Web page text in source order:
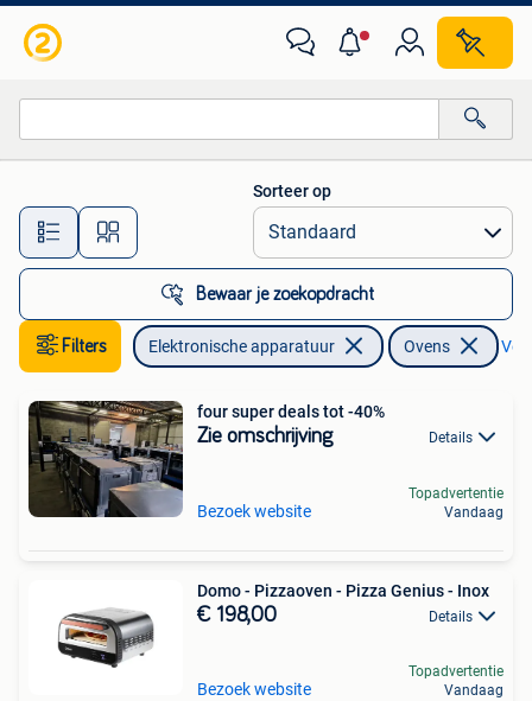
Alle afstanden…
Sorteer op
Bewaar je zoekopdracht
Filters Elektronische apparatuur Ovens
four super deals tot -40%
Zie omschrijving Details
Bezoek website
Topadvertentie
Vandaag
Domo - Pizzaoven - Pizza Genius - Inox
€ 198,00 Details
Bezoek website
Topadvertentie
Vandaag